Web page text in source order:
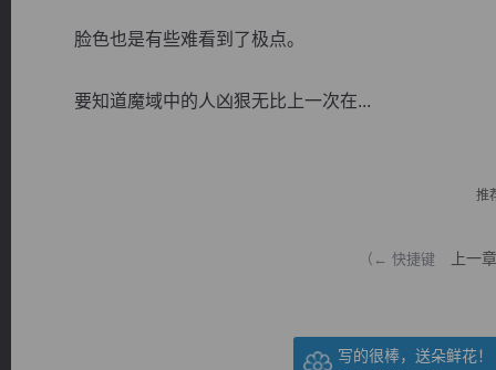
脸色也是有些难看到了极点。
要知道魔域中的人凶狠无比上一次在...
推
（← 快捷键 上一章
写的很棒，送朵鲜花！